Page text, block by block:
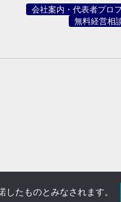
会社案内・代表者プロ
無料経営相
All rights resereved.
たものとみなされます。